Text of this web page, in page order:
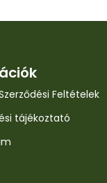
Feltételek
tájékoztató